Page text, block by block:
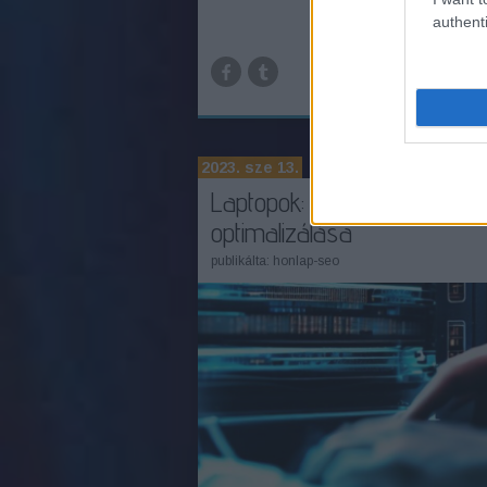
2023. sze 13.
Laptopok:
optimalizálása
publikálta: honlap-seo